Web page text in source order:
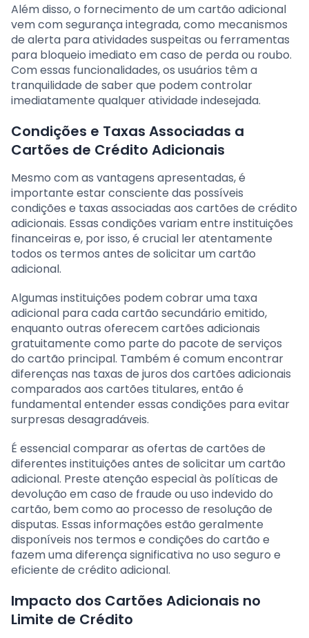
Além disso, o fornecimento de um cartão adicional
vem com segurança integrada, como mecanismos
de alerta para atividades suspeitas ou ferramentas
para bloqueio imediato em caso de perda ou roubo.
Com essas funcionalidades, os usuários têm a
tranquilidade de saber que podem controlar
imediatamente qualquer atividade indesejada.
Condições e Taxas Associadas a
Cartões de Crédito Adicionais
Mesmo com as vantagens apresentadas, é
importante estar consciente das possíveis
condições e taxas associadas aos cartões de crédito
adicionais. Essas condições variam entre instituições
financeiras e, por isso, é crucial ler atentamente
todos os termos antes de solicitar um cartão
adicional.
Algumas instituições podem cobrar uma taxa
adicional para cada cartão secundário emitido,
enquanto outras oferecem cartões adicionais
gratuitamente como parte do pacote de serviços
do cartão principal. Também é comum encontrar
diferenças nas taxas de juros dos cartões adicionais
comparados aos cartões titulares, então é
fundamental entender essas condições para evitar
surpresas desagradáveis.
É essencial comparar as ofertas de cartões de
diferentes instituições antes de solicitar um cartão
adicional. Preste atenção especial às políticas de
devolução em caso de fraude ou uso indevido do
cartão, bem como ao processo de resolução de
disputas. Essas informações estão geralmente
disponíveis nos termos e condições do cartão e
fazem uma diferença significativa no uso seguro e
eficiente de crédito adicional.
Impacto dos Cartões Adicionais no
Limite de Crédito